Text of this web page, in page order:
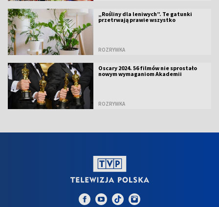
„Rośliny dla leniwych”. Te gatunki
przetrwają prawie wszystko
ROZRYWKA
Oscary 2024. 56 filmów nie sprostało
nowym wymaganiom Akademii
ROZRYWKA